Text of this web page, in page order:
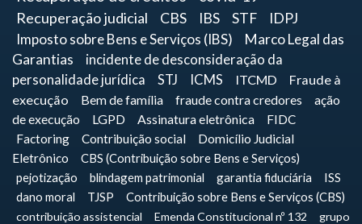
Recuperação judicial CBS IBS STF
IDPJ
Imposto sobre Bens e Serviços (IBS)
Marco Legal das
Garantias
incidente de desconsideração da
personalidade jurídica
STJ ICMS ITCMD
Fraude à
execução
Bem de família fraude contra credores
ação
de execução
LGPD Assinatura eletrônica
FIDC
Factoring
Contribuição social
Domicílio Judicial
Eletrônico
CBS (Contribuição sobre Bens e Serviços)
pejotização
blindagem patrimonial garantia fiduciária
ISS
dano moral
TJSP Contribuição sobre Bens e Serviços (CBS)
contribuição assistencial Emenda Constitucional nº 132
grupo